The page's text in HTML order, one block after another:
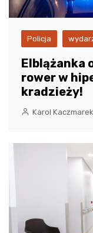
Policja
Elblążanka
rower w
kradzieży!
Karol Kaczmarek